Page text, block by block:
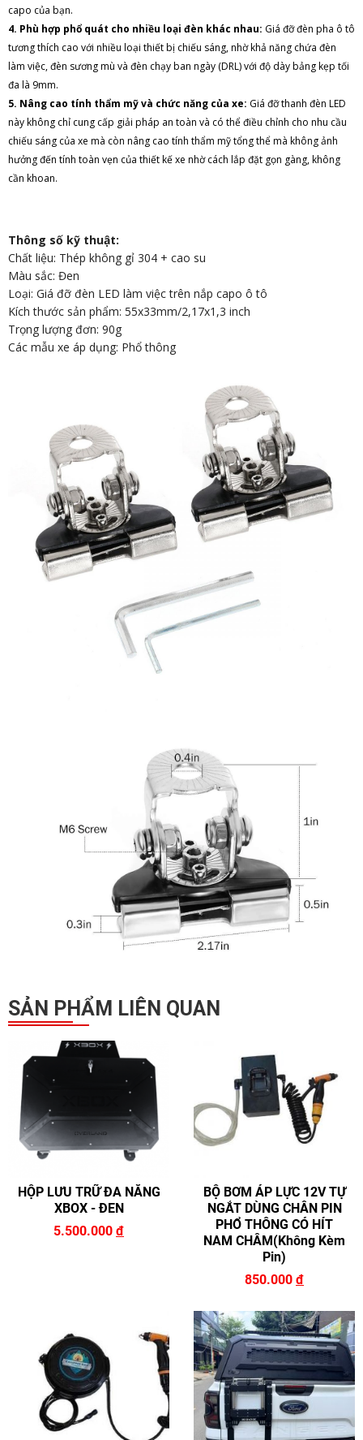
capo của bạn.
4. Phù hợp phổ quát cho nhiều loại đèn khác nhau: Giá đỡ đèn pha ô tô
tương thích cao với nhiều loại thiết bị chiếu sáng, nhờ khả năng chứa đèn
làm việc, đèn sương mù và đèn chạy ban ngày (DRL) với độ dày bảng kẹp tối
đa là 9mm.
5. Nâng cao tính thẩm mỹ và chức năng của xe: Giá đỡ thanh đèn LED
này không chỉ cung cấp giải pháp an toàn và có thể điều chỉnh cho nhu cầu
chiếu sáng của xe mà còn nâng cao tính thẩm mỹ tổng thể mà không ảnh
hưởng đến tính toàn vẹn của thiết kế xe nhờ cách lắp đặt gọn gàng, không
cần khoan.
Thông số kỹ thuật:
Chất liệu: Thép không gỉ 304 + cao su
Màu sắc: Đen
Loại: Giá đỡ đèn LED làm việc trên nắp capo ô tô
Kích thước sản phẩm: 55x33mm/2,17x1,3 inch
Trọng lượng đơn: 90g
Các mẫu xe áp dụng: Phổ thông
SẢN PHẨM LIÊN QUAN
HỘP LƯU TRỮ ĐA NĂNG
XBOX - ĐEN
5.500.000 đ
BỘ BƠM ÁP LỰC 12V TỰ
NGẮT DÙNG CHÂN PIN
PHỔ THÔNG CÓ HÍT
NAM CHÂM(không Kèm
Pin)
850.000 đ
HOÀN THÀNH
Đăng ký tư vấn trực tiếp 24/7:zalo
0946.68.0946